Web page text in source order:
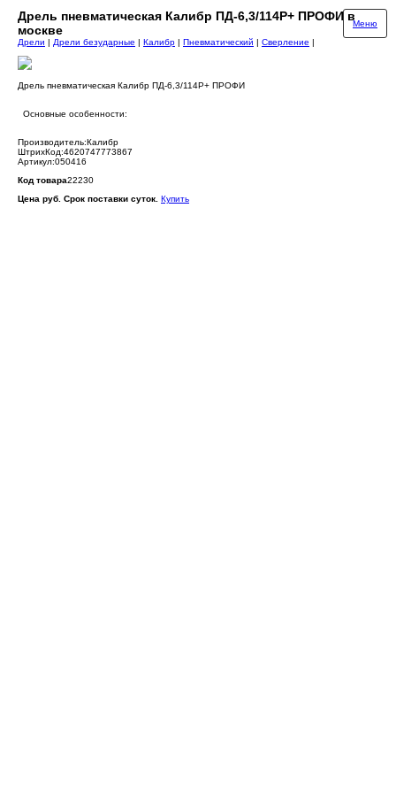
Дрель пневматическая Калибр ПД-6,3/114Р+ ПРОФИ в
москве
Меню
Дрели | Дрели безударные | Калибр | Пневматический | Сверление |
Дрель пневматическая Калибр ПД-6,3/114Р+ ПРОФИ
Основные особенности:
Производитель:Калибр
ШтрихКод:4620747773867
Артикул:050416
Код товара22230
Цена руб. Срок поставки суток. Купить